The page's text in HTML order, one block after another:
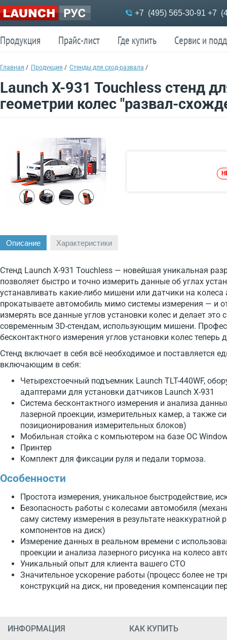
Меню
Продукция Прайс-лист Где купить Сервис и
+7 (495) 565-30-91 +7
Продукция Прайс-лист Где купить Сервис и
Главная / Продукция / Стенды для сход-развала /
Launch X-931 Touchless стенд
геометрии колес "развал-
Описание Характеристики
Стенд Launch X-931 Touchless — новейшая уникальная
позволяет быстро и точно измерить данные об углах
устанавливать какие-либо мишени или датчики на
прокатываете автомобиль мимо системы измерения — и
измерять все данные углов установки колес и делает это
современным 3D-стендам, использующим мишени.
бесконтактного измерения углов установки колес
Стенд включает в себя всё необходимое и поставляется
включающим в себя:
Четырехстоечный подъемник Launch TLT-440WF,
адаптерами для установки датчиков Launch X-931
Система бесконтактного измерения и анализа
лазерной проекции, измерительных камер, а также
позиционирования измерительных блоков)
Мобильная стойка с компьютером на базе ОС
Принтер
Комплект для фиксации руля и педали тормоза.
Особенности
Простота измерения, уникальное быстродействие,
Безопасность работы с колесами автомобиля
саму систему измерения в результате неаккуратной
компонентов на диск)
Измерение данных в реальном времени с
проекции и анализа лазерного рисунка на колесо
Уникальный опыт для клиента вашего СТО
Значительное ускорение работы (процесс более не
конструкций на диск, ни проведения компенсации
ИНФОРМАЦИЯ КАК КУПИТЬ